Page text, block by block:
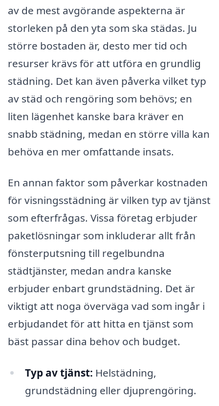
av de mest avgörande aspekterna är
storleken på den yta som ska städas. Ju
större bostaden är, desto mer tid och
resurser krävs för att utföra en grundlig
städning. Det kan även påverka vilket typ
av städ och rengöring som behövs; en
liten lägenhet kanske bara kräver en
snabb städning, medan en större villa kan
behöva en mer omfattande insats.
En annan faktor som påverkar kostnaden
för visningsstädning är vilken typ av tjänst
som efterfrågas. Vissa företag erbjuder
paketlösningar som inkluderar allt från
fönsterputsning till regelbundna
städtjänster, medan andra kanske
erbjuder enbart grundstädning. Det är
viktigt att noga överväga vad som ingår i
erbjudandet för att hitta en tjänst som
bäst passar dina behov och budget.
Typ av tjänst: Helstädning,
grundstädning eller djuprengöring.